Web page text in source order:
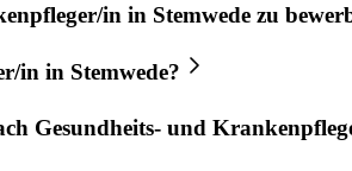
in in Stemwede zu
in in Stemwede?
Gesundheits- und